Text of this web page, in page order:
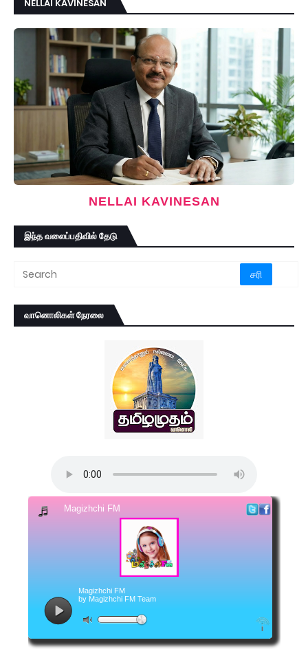
NELLAI KAVINESAN
NELLAI KAVINESAN
இந்த வலைப்பதிவில் தேடு
வானொலிகள் நேரலை